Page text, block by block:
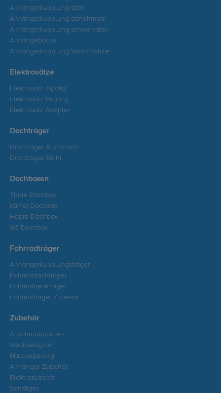
Anhängerkupplung starr
Anhängerkupplung abnehmbar
Anhängerkupplung schwenkbar
Anhängeböcke
Anhängerkupplung Wohnmobile
Elektrosätze
Elektrosatz 7-polig
Elektrosatz 13-polig
Elektrosatz Adapter
Dachträger
Dachträger Aluminium
Dachträger Stahl
Dachboxen
Thule Dachbox
Kamei Dachbox
Hapro Dachbox
G3 Dachbox
Fahrradträger
Anhängerkupplungsträger
Fahrraddachträger
Fahrradheckträger
Fahrradträger Zubehör
Zubehör
Anschraubplatten
Wechselsystem
Maulkupplung
Anhänger Zubehör
Elektrozubehör
Sonstiges